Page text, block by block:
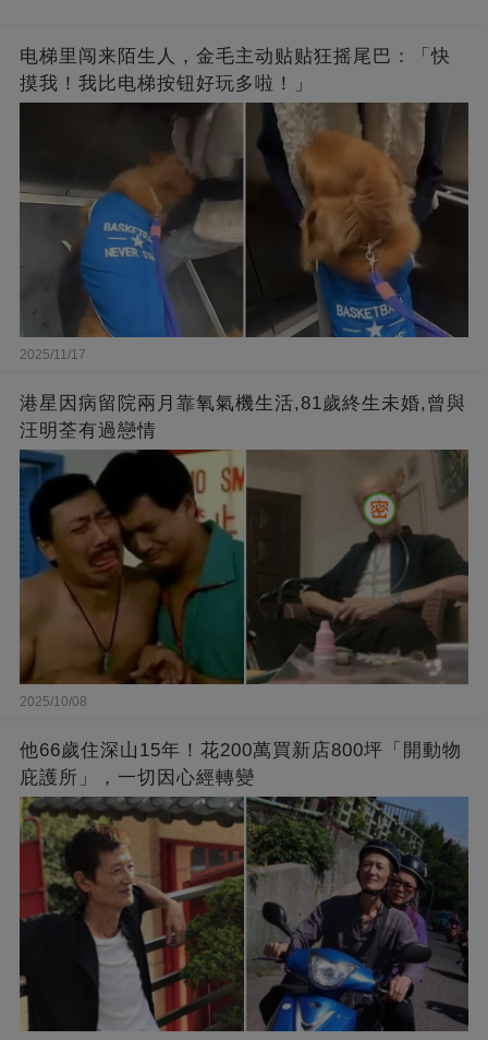
电梯里闯来陌生人，金毛主动贴贴狂摇尾巴：「快
摸我！我比电梯按钮好玩多啦！」
2025/11/17
港星因病留院兩月靠氧氣機生活,81歲終生未婚,曾與
汪明荃有過戀情
2025/10/08
他66歲住深山15年！花200萬買新店800坪「開動物
庇護所」，一切因心經轉變